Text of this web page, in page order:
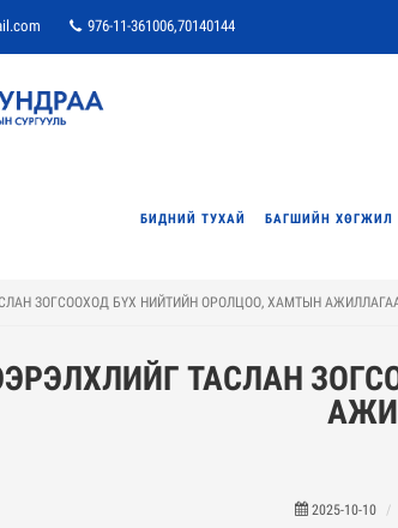
976-11-361006,70140144
БИДНИЙ ТУХАЙ БАГШИЙН ХӨГЖИЛ
ЗОГСООХОД БҮХ НИЙТИЙН ОРОЛЦОО, ХАМТЫН
ТАСЛАН
2025-10-10